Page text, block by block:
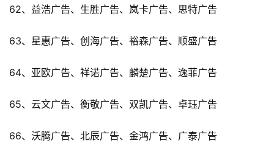
62、益浩广告、生胜广告、岚卡广告、思特广告
63、星惠广告、创海广告、裕森广告、顺盛广告
64、亚欧广告、祥诺广告、麟楚广告、逸菲广告
65、云文广告、衡敬广告、双凯广告、卓珏广告
66、沃腾广告、北辰广告、金鸿广告、广泰广告